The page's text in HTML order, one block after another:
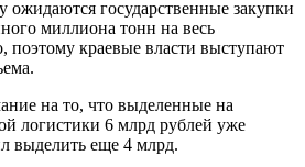
ожидаются государственные закупки
миллиона тонн на весь
поэтому краевые власти выступают
на то, что выделенные на
логистики 6 млрд рублей уже
выделить еще 4 млрд.